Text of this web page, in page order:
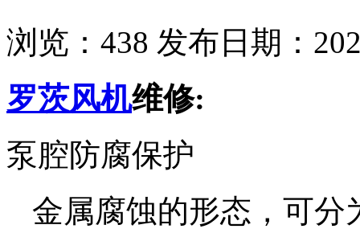
浏览： 438 发布日期：
罗茨风机维修:
泵腔防腐保护
金属腐蚀的形态，可